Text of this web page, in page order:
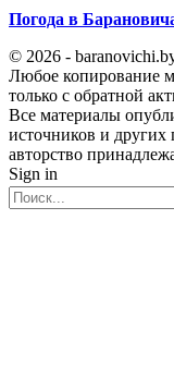
Погода в
© 2026 -
Любое копирование
только с обратной
Все материалы
источников и других
авторство
Sign in